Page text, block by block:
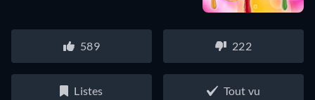
589 222
Listes Tout vu